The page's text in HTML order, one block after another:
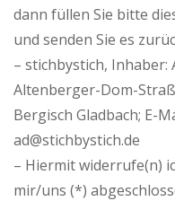
dann füllen Sie bitte
und senden Sie es
– stichbystich, Inhaber:
Altenberger-Dom-
Bergisch Gladbach; E-
ad@stichbystich.de
– Hiermit widerrufe(n)
mir/uns (*)